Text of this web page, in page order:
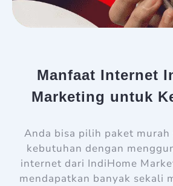
Manfaat Internet
Marketing untuk
Anda bisa pilih paket murah
kebutuhan dengan
internet dari IndiHome
mendapatkan banyak sekali